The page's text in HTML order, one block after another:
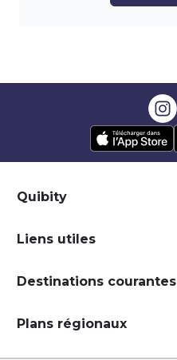
Quibity
Liens utiles
Destinations courantes
Plans régionaux